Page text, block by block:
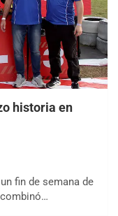
historia en
fin de semana de